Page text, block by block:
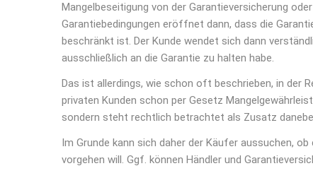
Mangelbeseitigung von der Garantieversicherung
Garantiebedingungen eröffnet dann, dass die
beschränkt ist. Der Kunde wendet sich dann
ausschließlich an die Garantie zu halten habe.
Das ist allerdings, wie schon oft beschrieben, in der
privaten Kunden schon per Gesetz
sondern steht rechtlich betrachtet als Zusatz
Im Grunde kann sich daher der Käufer aussuchen,
vorgehen will. Ggf. können Händler und